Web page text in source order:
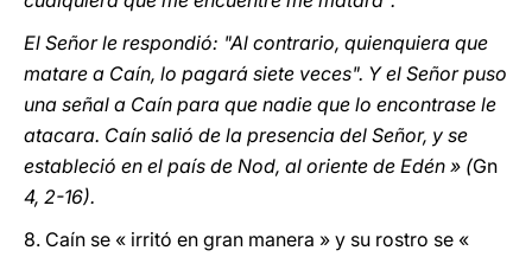
El Señor le respondió: "Al contrario, quienquiera que
matare a Caín, lo pagará siete veces". Y el Señor puso
una señal a Caín para que nadie que lo encontrase le
atacara. Caín salió de la presencia del Señor, y se
estableció en el país de Nod, al oriente de Edén » (Gn
4, 2-16).
8. Caín se « irritó en gran manera » y su rostro se «